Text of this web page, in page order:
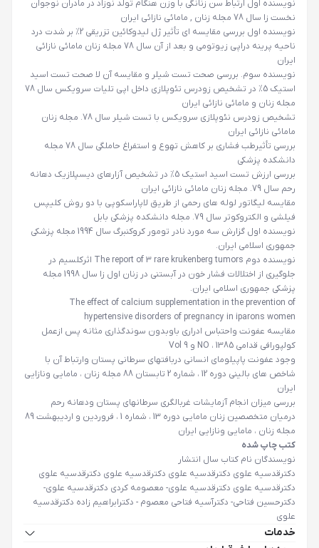
نویسنده اول ارتباط سن زنانگی با وزن هنگام تولد نوزاد در مادران نوجوان
نخست زا سال 78 مجله زنان , مامائی نازائی ایران
نویسنده اول
بررسی مقایسه ای تأثیر ژل لیدوکائین تزریقی 2% بر شدت درد
ناحیه پرینه دراپی زیوتومی و بعد از آن سال 78 مجله زنان مامائی نازائی
ایران
نویسنده سوم. بررسی صحت تست شیلر و مقایسه آن لا صحت تست اسید
استیک 5% در تشخیص زودرس تئوپلازی داخل اپی تلیات سرویکس سال 78
مجله زنان و مامائی نازائی ایران
تشخیص زودرس نئوپلازی سرویکس با تست شیلر سال 78. مجله زنان
مامائی نازائی ایران
بررسی تأثیرطب فشاری بر کاهش تهوع و استفراغ حاملگی سال 78 مجله
دانشکده پزشکی
بررسی ارزش تست اسید استیک 5% در تشخیص آزارهای دیسپلازیک دهانه
رحم سال 79. مجله زنان مامائی نازائی ایران
مقایسه لیگاتور لوله های رحمی از طریق لاپاراسکوپی با دو روش کلیپس
فیلشی و الکتروکوتر سال 79. مجله دانشکده پزشکی بابل
نویسنده اول
گزارش سه مورد نادر تومور کروکنبرگ سال 1994 مجله پزشکی
جمهوری اسلامی ایران.
نویسنده دوم
The report of 3 rare krukenberg tumors اثرکلسیم در
جلوگیری از اختلالات فشار خون در آبستنی در زنان اول زا سال 1998 مجله
پزشکی جمهوری اسلامی ایران.
The effect of calcium supplementation in the prevention of
hypertensive disorders of pregnancy in iparons women
مقایسه عفونت واحتباس ادراری باوبدون سوندگذاری مثانه پس ازعمل
کولپورافی قدامی 1385 ، NO و Vol 9
وجود عفونت پاپیلومای انسانی دربافتهای سرطانی پستان وارتباط آن با
شاخص های بالینی دوره 12 ، شماره 2 تابستان 88 مجله زنان ، مامایی ونازایی
ایران
بررسی میزان انجام آزمایشات غربالگری سرطانهای پستان ودهانه رحم
درمیان متخصصین زنان مامایی دوره 13 ، شماره 1 ، فروردین و اردیبهشت 89
مجله زنان ، مامایی ونازایی ایران
کتب چاپ شده
نویسندگان نام کتاب سال انتشار
دکترقدسیه علوی دکترقدسیه علوی دکترقدسیه علوی دکترقدسیه علوی
دکترقدسیه علوی دکترقدسیه علوی- معصومه کردی دکترقدسیه علوی-
دکترحسین فتاحی- دکترآسیه فتاحی معصوم - دکترابراهیم زاده دکترقدسیه
علوی
خدمات